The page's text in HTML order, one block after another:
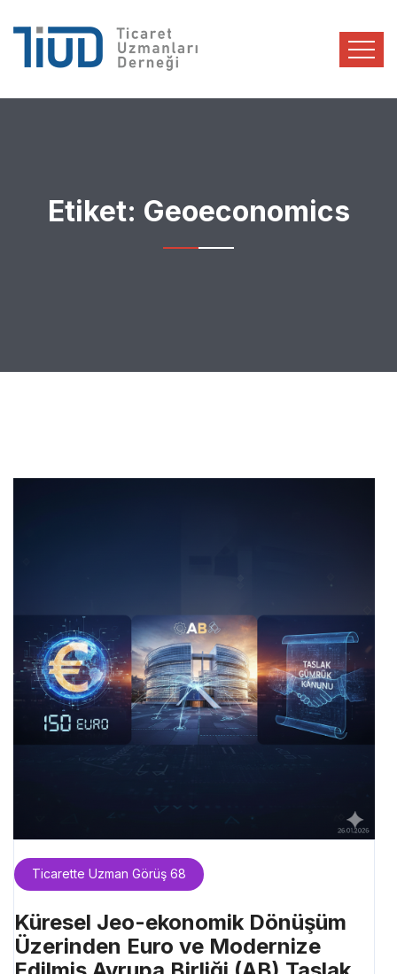
Etiket: Geoeconomics
Ticarette Uzman Görüş 68
Küresel Jeo-ekonomik Dönüşüm
Üzerinden Euro ve Modernize